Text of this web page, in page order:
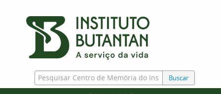
Buscar